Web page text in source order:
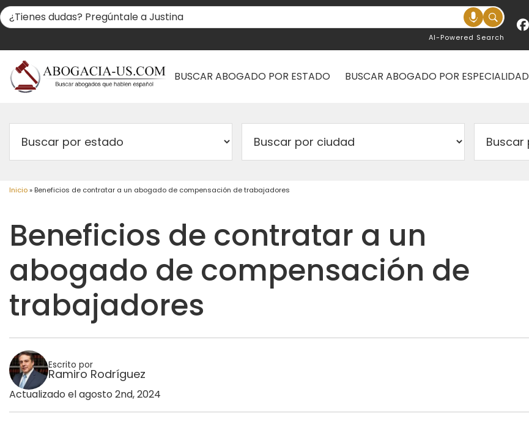
AI-Powered Search
BUSCAR ABOGADO POR ESTADO BUSCAR ABOGADO POR ESPECIALIDAD
Inicio» Beneficios de contratar a un abogado de compensación de trabajadores
Beneficios de contratar a un
abogado de compensación de
trabajadores
Escrito por
Ramiro Rodríguez
Actualizado el agosto 2nd, 2024